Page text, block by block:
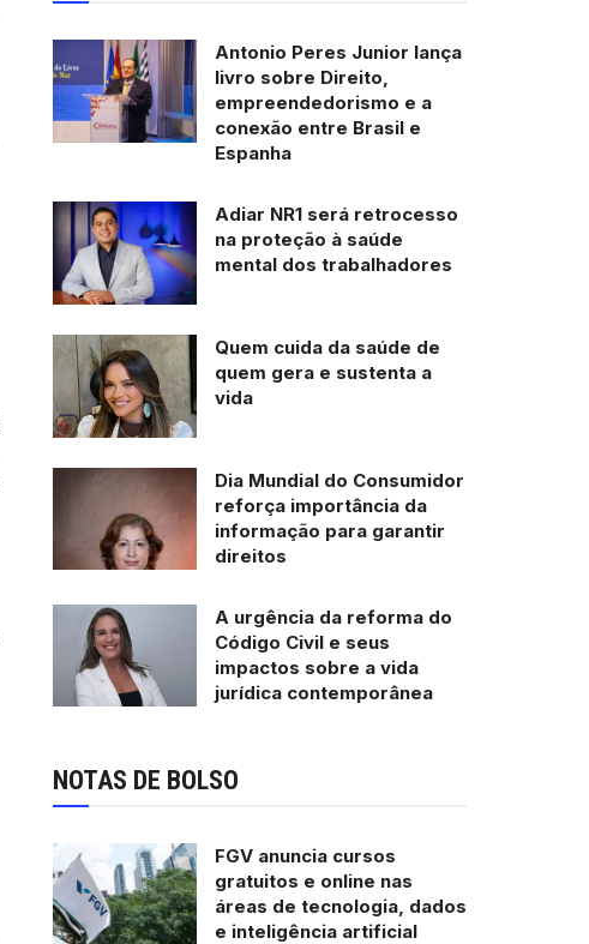
Antonio Peres Junior lança
livro sobre Direito,
empreendedorismo e a
conexão entre Brasil e
Espanha
Adiar NR1 será retrocesso
na proteção à saúde
mental dos trabalhadores
Quem cuida da saúde de
quem gera e sustenta a
vida
Dia Mundial do Consumidor
reforça importância da
informação para garantir
direitos
A urgência da reforma do
Código Civil e seus
impactos sobre a vida
jurídica contemporânea
NOTAS DE BOLSO
FGV anuncia cursos
gratuitos e online nas
áreas de tecnologia, dados
e inteligência artificial